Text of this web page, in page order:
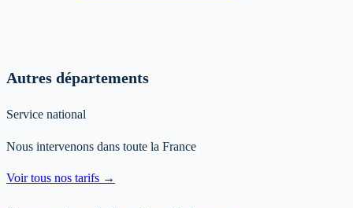
Autres départements
Service national
Nous intervenons dans toute la France
Voir tous nos tarifs →